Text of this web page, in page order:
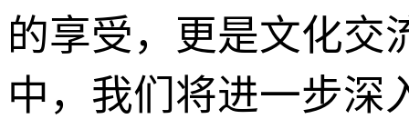
的享受，更是文化交
中，我们将进一步深